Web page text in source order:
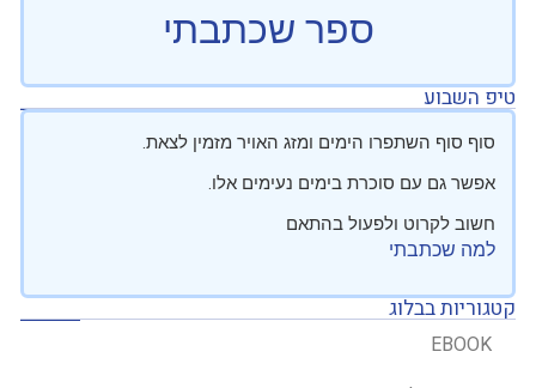
ספר שכתבתי
טיפ השבוע
סוף סוף השתפרו הימים ומזג האויר מזמין לצאת.
אפשר גם עם סוכרת בימים נעימים אלו.
חשוב לקרוט ולפעול בהתאם
למה שכתבתי
קטגוריות בבלוג
EBOOK